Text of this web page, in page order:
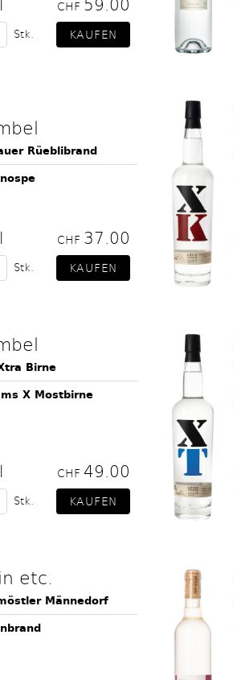
CHF
Stk.
Rüeblibrand
CHF 37.00
Stk.
Birne
X Mostbirne
CHF 49.00
Stk.
etc.
Männedorf